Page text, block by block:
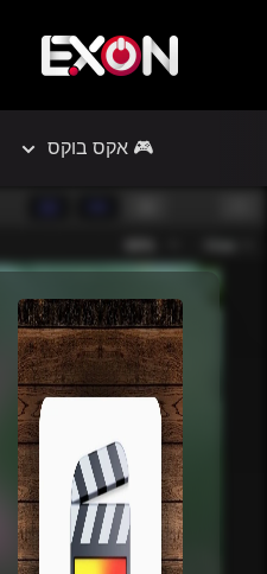
EXON
ותוכנות
🎮 אקס בוקס